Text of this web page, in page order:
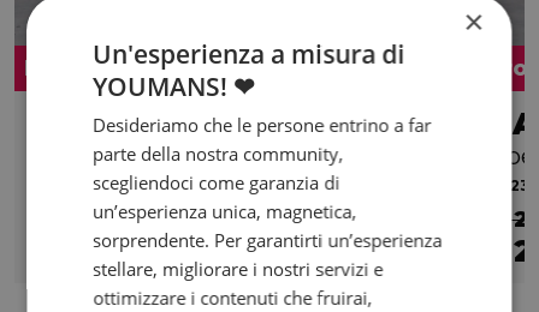
Promo
DUCATI Hypermotard 698 Mono
2024 | 12686 km | 659 cc | 77.5 Hp | 57 Kw
€ 10.900
9.900 €174/mese
2023
€
×
Un'esperienza a misura di
YOUMANS! ❤
Desideriamo che le persone entrino a far
parte della nostra community,
scegliendoci come garanzia di
un’esperienza unica, magnetica,
sorprendente. Per garantirti un’esperienza
stellare, migliorare i nostri servizi e
ottimizzare i contenuti che fruirai,